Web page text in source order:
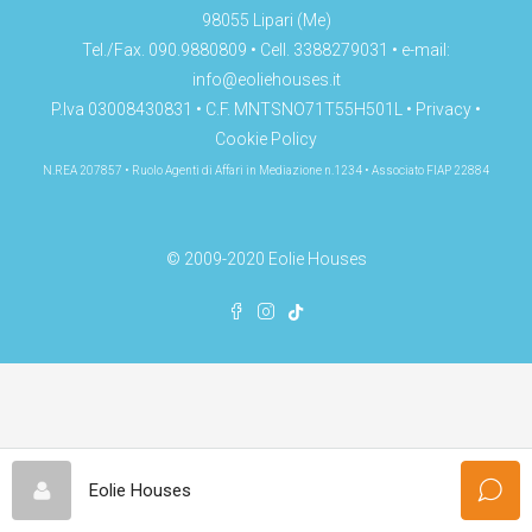
98055 Lipari (Me)
Tel./Fax. 090.9880809 • Cell. 3388279031 • e-mail:
info@eoliehouses.it
P.Iva 03008430831 • C.F. MNTSNO71T55H501L • Privacy •
Cookie Policy
N.REA 207857 • Ruolo Agenti di Affari in Mediazione n.1234 • Associato FIAP 22884
© 2009-2020 Eolie Houses
Eolie Houses